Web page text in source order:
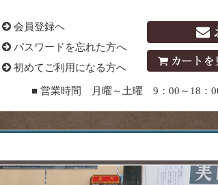
会員登録へ
パスワードを忘れた方へ
初めてご利用になる方へ
■ 営業時間 月曜～土曜 9：00～18